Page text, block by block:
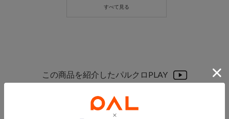
この商品を紹介したパルクロPLAY